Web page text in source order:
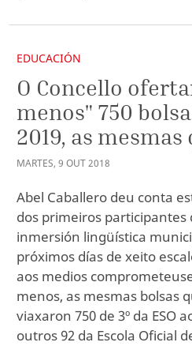
EDUCACIÓN
O Concello
menos" 750
2019, as
MARTES, 9 OUT2018
Abel Caballero deu conta
dos primeiros participantes
inmersión lingüística
próximos días de xeito
aos medios
menos, as mesmas bolsas
viaxaron 750 de 3º da ESO
outros 92 da Escola Oficial